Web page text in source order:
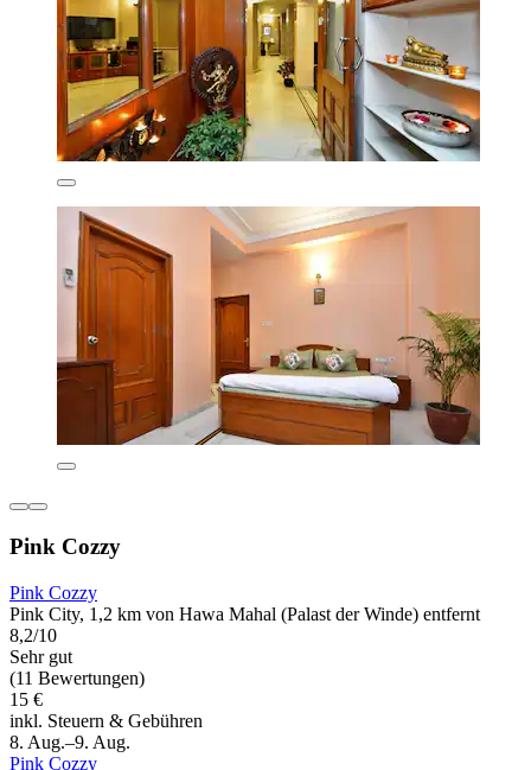
Pink Cozzy
Pink Cozzy
Pink City, 1,2 km von Hawa Mahal (Palast der Winde) entfernt
8,2/10
Sehr gut
(11 Bewertungen)
15 €
inkl. Steuern & Gebühren
8. Aug.–9. Aug.
Pink Cozzy